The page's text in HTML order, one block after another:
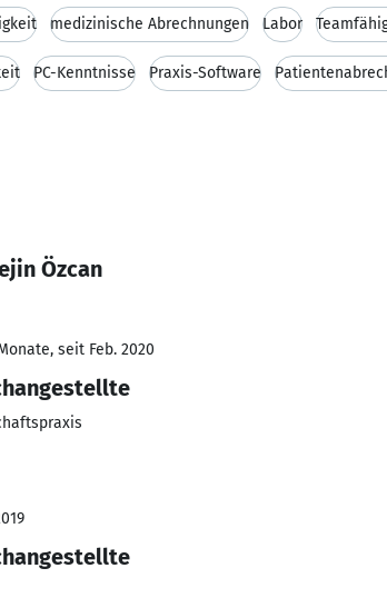
medizinische Abrechnungen Labor
PC-Kenntnisse Praxis-Software
Özcan
seit Feb. 2020